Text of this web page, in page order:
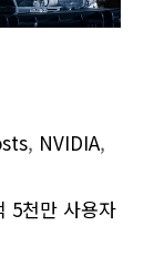
, NVIDIA,
5천만 사용자